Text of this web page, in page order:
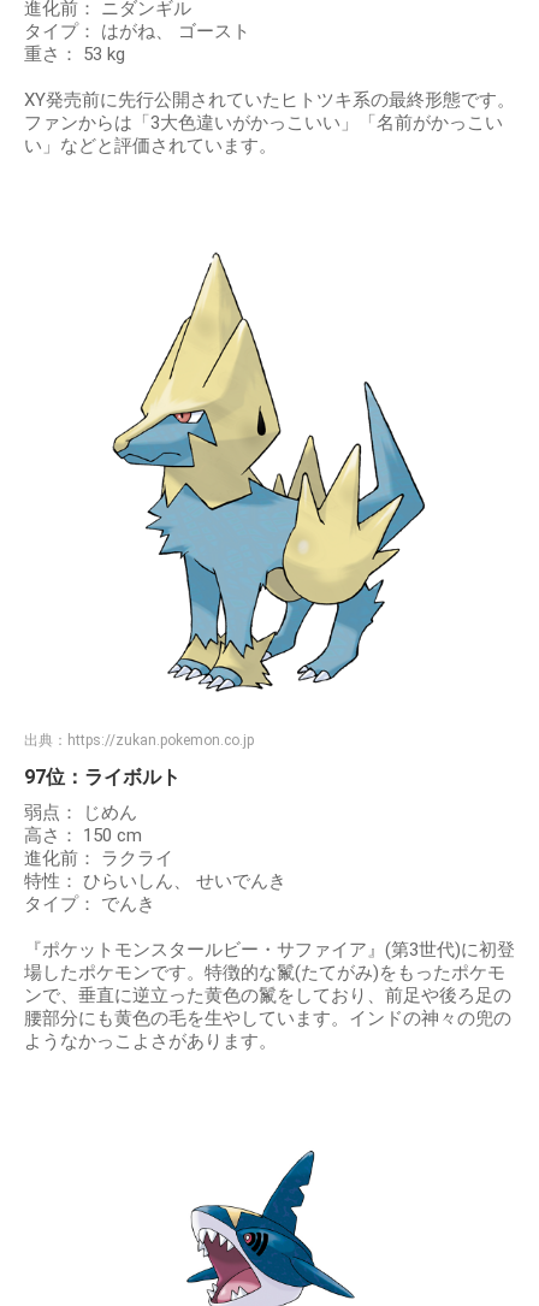
進化前： ニダンギル
タイプ： はがね、 ゴースト
重さ： 53 kg
XY発売前に先行公開されていたヒトツキ系の最終形態です。
ファンからは「3大色違いがかっこいい」「名前がかっこい
い」などと評価されています。
出典： https://zukan.pokemon.co.jp
97位：ライボルト
弱点： じめん
高さ： 150 cm
進化前： ラクライ
特性： ひらいしん、 せいでんき
タイプ： でんき
『ポケットモンスタールビー・サファイア』(第3世代)に初登
場したポケモンです。特徴的な鬣(たてがみ)をもったポケモ
ンで、垂直に逆立った黄色の鬣をしており、前足や後ろ足の
腰部分にも黄色の毛を生やしています。インドの神々の兜の
ようなかっこよさがあります。